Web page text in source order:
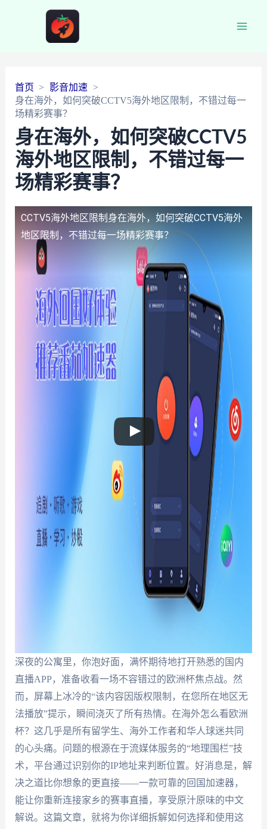
首页
影音加速
身在海外，如何突破CCTV5海外地区限制，不错过每一
场精彩赛事？
身在海外，如何突破CCTV5
海外地区限制，不错过每一
场精彩赛事？
CCTV5海外地区限制 身在海外，如何突破CCTV5海外
地区限制，不错过每一场精彩赛事？
深夜的公寓里，你泡好面，满怀期待地打开熟悉的国内
直播APP，准备收看一场不容错过的欧洲杯焦点战。然
而，屏幕上冰冷的“该内容因版权限制，在您所在地区无
法播放”提示，瞬间浇灭了所有热情。在海外怎么看欧洲
杯？这几乎是所有留学生、海外工作者和华人球迷共同
的心头痛。问题的根源在于流媒体服务的“地理围栏”技
术，平台通过识别你的IP地址来判断位置。好消息是，解
决之道比你想象的更直接——一款可靠的回国加速器，
能让你重新连接家乡的赛事直播，享受原汁原味的中文
解说。这篇文章，就将为你详细拆解如何选择和使用这